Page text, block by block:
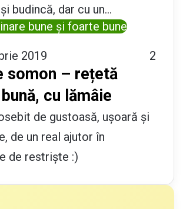
budincă, dar cu un…
bune și foarte bune
2019 2
somon – rețetă
cu lămâie
de gustoasă, ușoară și
de un real ajutor în
de restriște :)